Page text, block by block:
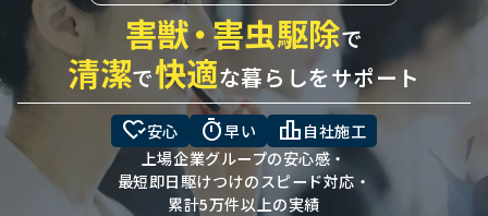
害獣・害虫駆除で
清潔で快適な暮らしをサポート
heart_check安心 timer早い leaderboard 自社施工
上場企業グループの安心感・
最短即日駆けつけのスピード対応・
累計5万件以上の実績